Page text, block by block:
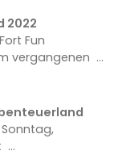
2022
Fun
vergangenen ...
Sonntag,
...